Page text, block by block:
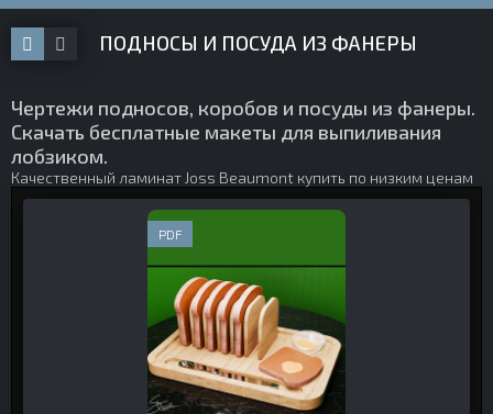
ПОДНОСЫ И ПОСУДА ИЗ ФАНЕРЫ
Чертежи подносов, коробов и посуды из фанеры.
Скачать бесплатные макеты для выпиливания
лобзиком.
Качественный ламинат Joss Beaumont купить по низким ценам
PDF